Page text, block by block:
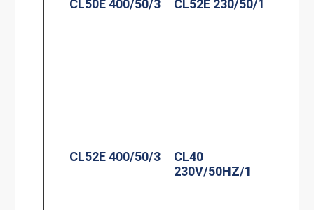
CL50E 400/50/3 CL52E 230/50/1
CL52E 400/50/3
CL40
230V/50HZ/1